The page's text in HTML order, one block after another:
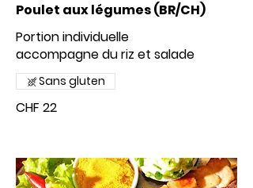
Poulet aux légumes (BR/CH)
Portion individuelle
accompagne du riz et salade
CHF 22
Sans gluten